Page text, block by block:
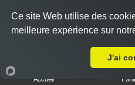
Pizza mexicaine
Accueil
Ce site Web utilise des
meilleure expérience sur
J'ai